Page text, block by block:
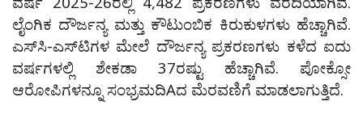
ಲೈಂಗಿಕ ದೌರ್ಜನ್ಯ ಮತ್ತು ಕೌಟುಂಬಿಕ ಕಿರುಕುಳಗಳು ಹೆಚ್ಚಾಗಿವೆ.
ಎಸ್‌ಸಿ-ಎಸ್‌ಟಿಗಳ ಮೇಲೆ ದೌರ್ಜನ್ಯ ಪ್ರಕರಣಗಳು ಕಳೆದ ಐದು
ವರ್ಷಗಳಲ್ಲಿ ಶೇಕಡಾ 37ರಷ್ಟು ಹೆಚ್ಚಾಗಿವೆ. ಪೋಕ್ಸೋ
ಆರೋಪಿಗಳನ್ನೂ ಸಂಭ್ರಮದಿAದ ಮೆರವಣಿಗೆ ಮಾಡಲಾಗುತ್ತಿದೆ.